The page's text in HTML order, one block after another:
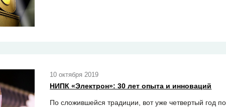
10 октября 2019
НИПК «Электрон»: 30 лет опыта и инноваций
По сложившейся традиции, вот уже четвертый год